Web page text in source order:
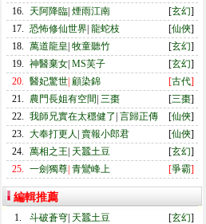
16.
天阿降臨 煙雨江南 [玄幻]
17. 恐怖修仙世界 龍蛇枝 [仙俠]
18. 萬道龍皇 牧童聽竹 [玄幻]
19. 神醫棄女 MS芙子 [玄幻]
20. 醫妃驚世 顧染錦 [古代]
21.
農門長姐有空間 三棗 [三棗]
22. 我師兄實在太穩健了 言歸正傳 [仙俠]
23. 大奉打更人 賣報小郎君 [仙俠]
24. 萬相之王 天蠶土豆 [玄幻]
25. 一劍獨尊 青鸞峰上 [爭霸]
編輯推薦
1. 斗破蒼穹 天蠶土豆 [玄幻]